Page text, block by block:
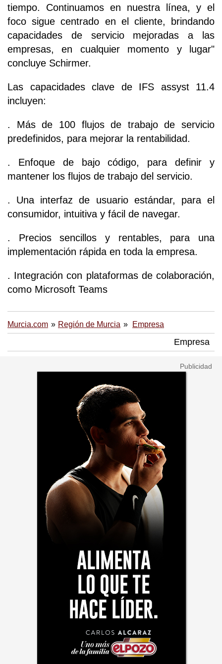
tiempo. Continuamos en nuestra línea, y el
foco sigue centrado en el cliente, brindando
capacidades de servicio mejoradas a las
empresas, en cualquier momento y lugar"
concluye Schirmer.
Las capacidades clave de IFS assyst 11.4
incluyen:
. Más de 100 flujos de trabajo de servicio
predefinidos, para mejorar la rentabilidad.
. Enfoque de bajo código, para definir y
mantener los flujos de trabajo del servicio.
. Una interfaz de usuario estándar, para el
consumidor, intuitiva y fácil de navegar.
. Precios sencillos y rentables, para una
implementación rápida en toda la empresa.
. Integración con plataformas de colaboración,
como Microsoft Teams
Murcia.com Región de Murcia Empresa
Empresa